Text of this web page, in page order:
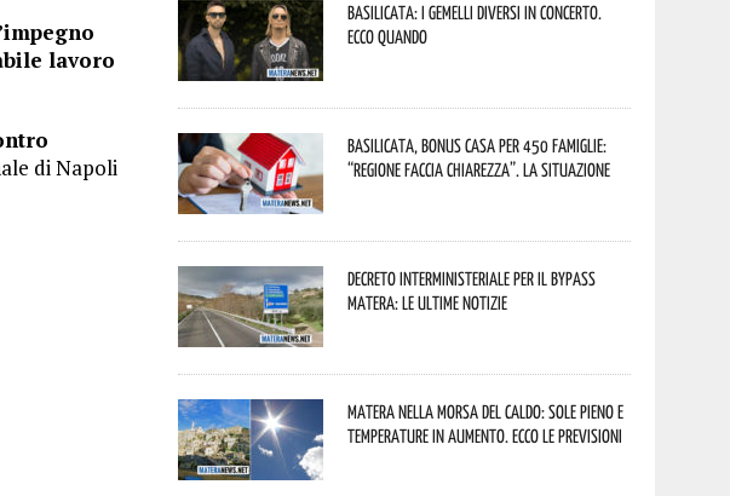
lavoro
di Napoli
Basilicata: i Gemelli DiVersi in concerto.
Ecco quando
Basilicata, Bonus casa per 450 famiglie:
“Regione faccia chiarezza”. La situazione
Decreto interministeriale per il Bypass
Matera: le ultime notizie
Matera nella morsa del caldo: sole pieno e
temperature in aumento. Ecco le previsioni